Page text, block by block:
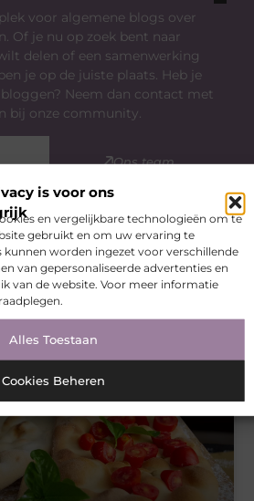
is voor ons
en vergelijkbare technologieën om te
gebruikt en om uw ervaring te
kunnen worden ingezet voor verschillende
van gepersonaliseerde advertenties en
van de website. Voor meer informatie
raadplegen.
Alles Toestaan
Cookies Beheren
voor algemene blogs over
Of je nu op zoek bent naar
delen of een samenwerking
je op de juiste plaats. Heb je
Neem dan contact met
bij onze community.
Ons team
artikelendie u
interesseren